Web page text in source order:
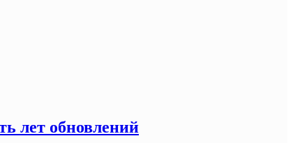
лет обновлений